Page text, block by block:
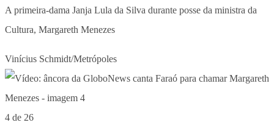
A primeira-dama Janja Lula da Silva durante posse da ministra da
Cultura, Margareth Menezes
Vinícius Schmidt/Metrópoles
4 de 26